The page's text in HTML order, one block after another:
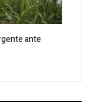
ante